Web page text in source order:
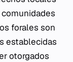
forales son
establecidas
otorgados